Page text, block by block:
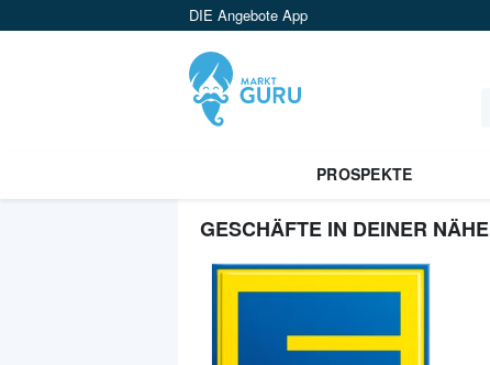
DIE Angebote App
PROSPEKTE
GESCHÄFTE IN DEINER NÄHE